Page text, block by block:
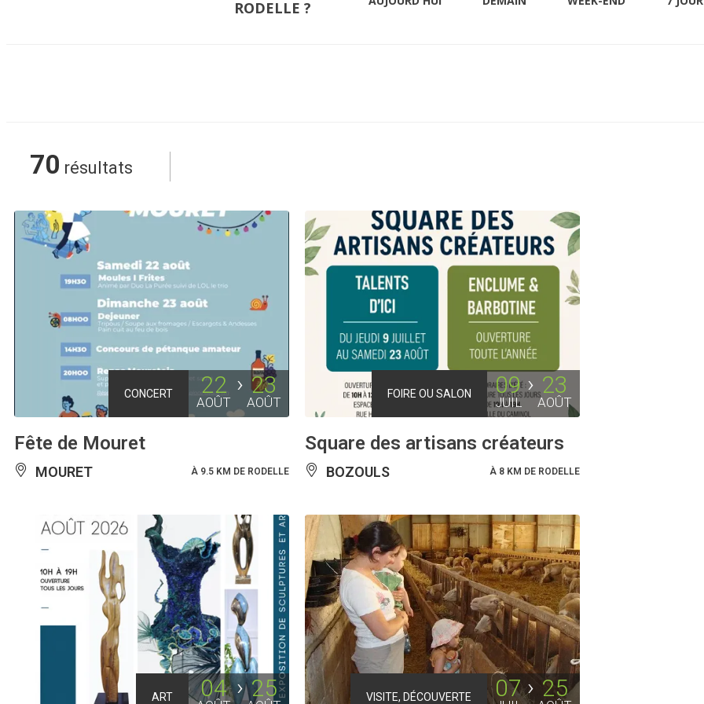
RODELLE ?
70 résultats
CONCERT 22
AOÛT
23
AOÛT
Fête de Mouret
MOURET À 9.5 KM DE RODELLE
FOIRE OU SALON 09
JUIL
23
AOÛT
Square des artisans créateurs
BOZOULS À 8 KM DE RODELLE
ART 04 25 VISITE, DÉCOUVERTE 07 25